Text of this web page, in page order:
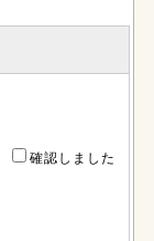
確認しました